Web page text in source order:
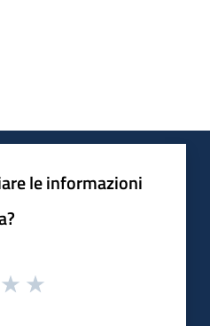
le informazioni